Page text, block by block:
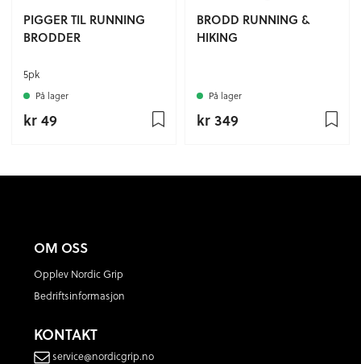
PIGGER TIL RUNNING
BRODDER
5pk
På lager
kr 49
BRODD RUNNING &
HIKING
På lager
kr 349
OM OSS
Opplev Nordic Grip
Bedriftsinformasjon
KONTAKT
service@nordicgrip.no